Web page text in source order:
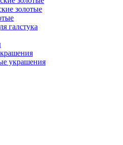
золотые
галстука
украшения